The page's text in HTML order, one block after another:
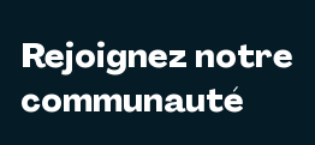
Rejoignez notre
communauté